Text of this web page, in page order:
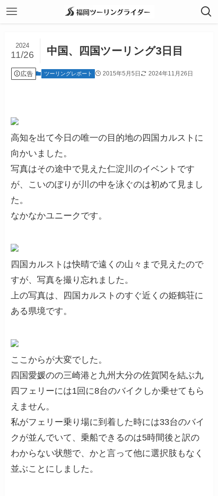
中国、四国ツーリング3日目
2024
11/26
広告 ツーリングレポート 2015年5月5日 2024年11月26日
高知を出て今日の唯一の目的地の四国カルストに
向かいました。
写真はその途中で見えた仁淀川のイベントです
が、こいのぼりが川の中を泳ぐのは初めて見まし
た。
なかなかユニークです。
四国カルストは快晴で遠くの山々まで見えたので
すが、写真を撮り忘れました。
上の写真は、四国カルストのすぐ近くの姫鶴荘に
ある県境です。
ここからが大変でした。
四国愛媛のの三崎港と九州大分の佐賀関を結ぶ九
四フェリーには1回に8台のバイクしか乗せてもら
えません。
私がフェリー乗り場に到着した時には33台のバイ
クが並んでいて、乗船できるのは5時間後と訳の
わからない状態で、かと言って他に選択肢もなく
並ぶことにしました。